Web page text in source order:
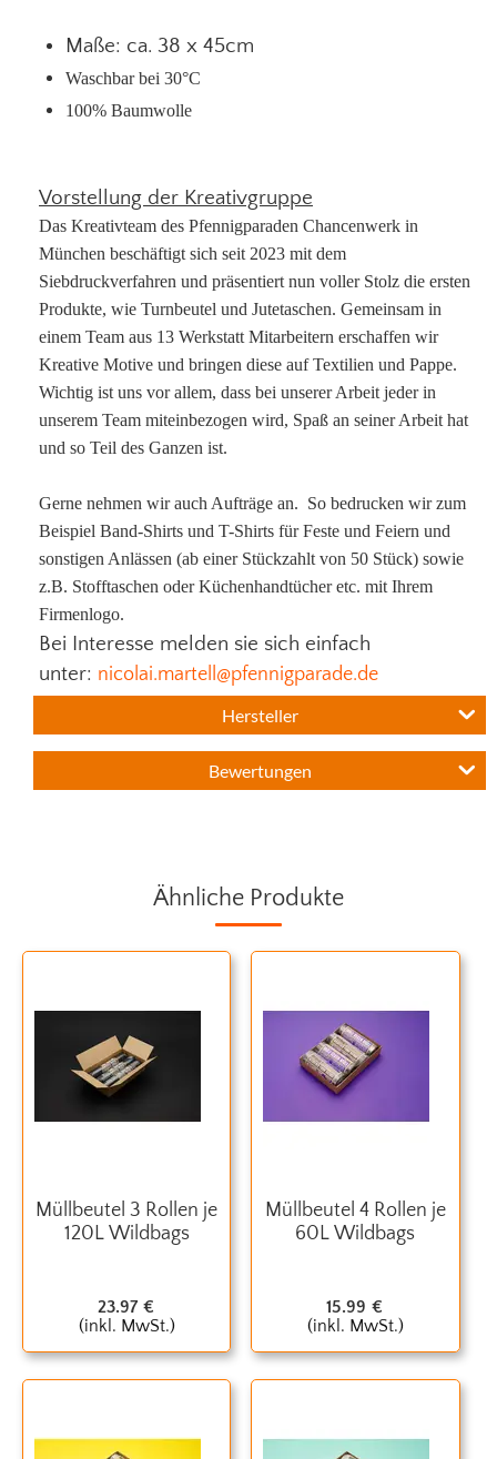
Maße: ca. 38 x 45cm
Waschbar bei 30°C
100% Baumwolle
Vorstellung der Kreativgruppe
Das Kreativteam des Pfennigparaden Chancenwerk in
München beschäftigt sich seit 2023 mit dem
Siebdruckverfahren und präsentiert nun voller Stolz die ersten
Produkte, wie Turnbeutel und Jutetaschen. Gemeinsam in
einem Team aus 13 Werkstatt Mitarbeitern erschaffen wir
Kreative Motive und bringen diese auf Textilien und Pappe.
Wichtig ist uns vor allem, dass bei unserer Arbeit jeder in
unserem Team miteinbezogen wird, Spaß an seiner Arbeit hat
und so Teil des Ganzen ist.
Gerne nehmen wir auch Aufträge an. So bedrucken wir zum
Beispiel Band-Shirts und T-Shirts für Feste und Feiern und
sonstigen Anlässen (ab einer Stückzahlt von 50 Stück) sowie
z.B. Stofftaschen oder Küchenhandtücher etc. mit Ihrem
Firmenlogo.
Bei Interesse melden sie sich einfach
unter: nicolai.martell@pfennigparade.de
Hersteller
Bewertungen
Ähnliche Produkte
Müllbeutel 3 Rollen je
120L Wildbags
23.97 €
(inkl. MwSt.)
Müllbeutel 4 Rollen je
60L Wildbags
15.99 €
(inkl. MwSt.)